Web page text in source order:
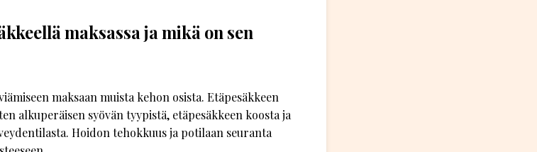
maksassa ja mikä on sen
maksaan muista kehon osista. Etäpesäkkeen
alkuperäisen syövän tyypistä, etäpesäkkeen koosta ja
Hoidon tehokkuus ja potilaan seuranta